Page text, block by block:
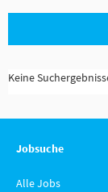
Keine
Jobsuche
Alle Jobs